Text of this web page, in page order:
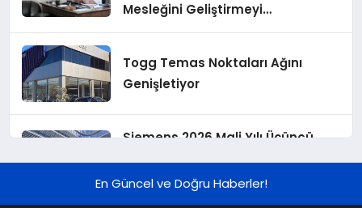
Mesleğini Geliştirmeyi
Hedefliyoruz”
Togg Temas Noktaları Ağını
Genişletiyor
Siemens 2026 Mali Yılı Üçüncü
Yükseltilen EPS Beklentisi
En Güncel ve Doğru Haberler!